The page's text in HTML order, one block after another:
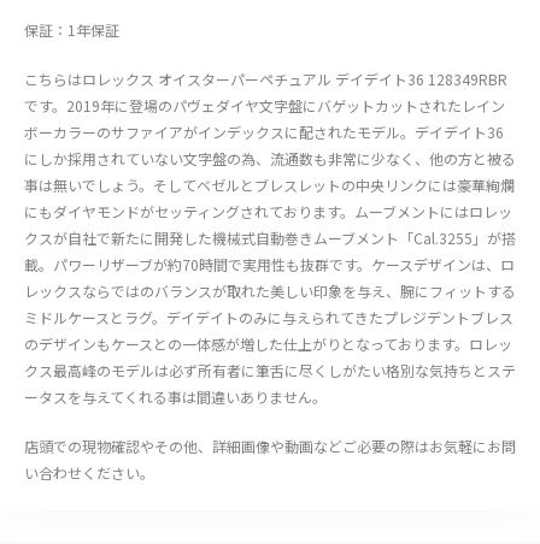
保証：1年保証
こちらはロレックス オイスターパーペチュアル デイデイト36 128349RBR
です。2019年に登場のパヴェダイヤ文字盤にバゲットカットされたレイン
ボーカラーのサファイアがインデックスに配されたモデル。デイデイト36
にしか採用されていない文字盤の為、流通数も非常に少なく、他の方と被る
事は無いでしょう。そしてベゼルとブレスレットの中央リンクには豪華絢爛
にもダイヤモンドがセッティングされております。ムーブメントにはロレッ
クスが自社で新たに開発した機械式自動巻きムーブメント「Cal.3255」が搭
載。パワーリザーブが約70時間で実用性も抜群です。ケースデザインは、ロ
レックスならではのバランスが取れた美しい印象を与え、腕にフィットする
ミドルケースとラグ。デイデイトのみに与えられてきたプレジデントブレス
のデザインもケースとの一体感が増した仕上がりとなっております。ロレッ
クス最高峰のモデルは必ず所有者に筆舌に尽くしがたい格別な気持ちとステ
ータスを与えてくれる事は間違いありません。
店頭での現物確認やその他、詳細画像や動画などご必要の際はお気軽にお問
い合わせください。